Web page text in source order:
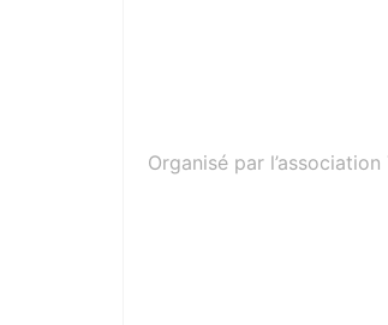
Organisé par